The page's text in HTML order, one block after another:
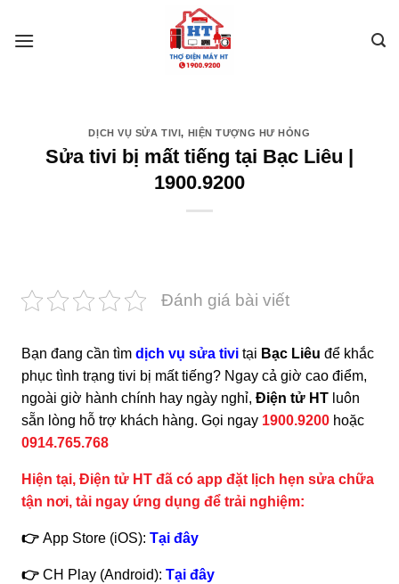
DỊCH VỤ SỬA TIVI, HIỆN TƯỢNG HƯ HỎNG
Sửa tivi bị mất tiếng tại Bạc Liêu |
1900.9200
Đánh giá bài viết
Bạn đang cần tìm dịch vụ sửa tivi tại Bạc Liêu để khắc
phục tình trạng tivi bị mất tiếng? Ngay cả giờ cao điểm,
ngoài giờ hành chính hay ngày nghỉ, Điện tử HT luôn
sẵn lòng hỗ trợ khách hàng. Gọi ngay 1900.9200 hoặc
0914.765.768
Hiện tại, Điện tử HT đã có app đặt lịch hẹn sửa chữa
tận nơi, tải ngay ứng dụng để trải nghiệm:
👉 App Store (iOS): Tại đây
👉 CH Play (Android): Tại đây